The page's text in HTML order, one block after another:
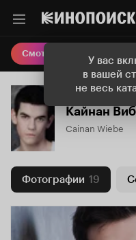
У вас
в вашей
не весь
Смотреть кино
Кайнан Виб
Cainan Wiebe
Фотографии 19